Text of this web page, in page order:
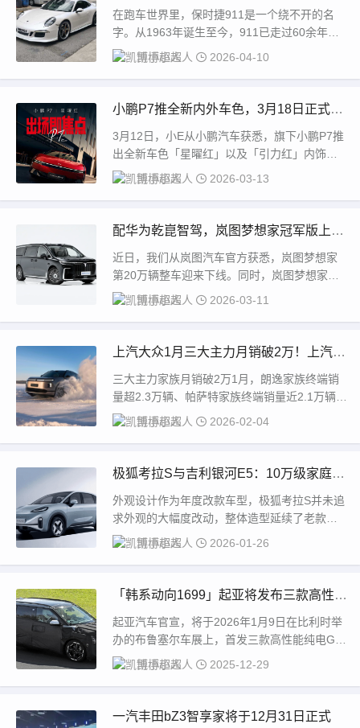
珍珠贝壳白
在跑车世界里，保时捷911是一个绕不开的名
字。从1963年诞生至今，911已走过60余年辉
煌历程，历经八代车型，始终以经典的“蛙...
凯博小超人 2026-04-10
小鹏P7推全新内外车色，3月18日正式发
布！
3月12日，小E从小鹏汽车获悉，旗下小鹏P7推
出全新车色「星曜红」以及「引力红」内饰也
将回归，新色发布会定档3月18日。据官方介...
凯博小超人 2026-03-13
配华为乾崑智驾，岚图梦想家冠军版上
市，售价30.99万元
近日，我们从岚图汽车官方获悉，岚图梦想家
第20万辆整车迎来下线。同时，岚图梦想家冠
军版也正式上市，新车仅提供一款配置，定位
凯博小超人 2026-03-11
上汽大众1月三大主力月销破2万！上汽奥
迪同比增35.7%
三大主力家族月销破2万1月，朗逸家族终端销
量超2.3万辆、帕萨特家族终端销量近2.1万辆、
途观家族终端销量超2.1万辆，上汽大众...
凯博小超人 2026-02-04
极狐考拉S与吉利银河E5：10万级家庭S
UV欢乐对决
外观设计作为年度改款车型，极狐考拉S并未追
求外观的大幅度改动，整体造型延续了老款风
格。前脸采用封闭式格栅，搭配线条圆润的灯
凯博小超人 2026-01-26
「韩系动向1699」起亚将发布三款高性能
纯电GT车型！
起亚汽车官宣，将于2026年1月9日在比利时举
办的布鲁塞尔车展上，首发三款高性能纯电GT
车型。此次亮相的车型为EV5、EV4、E...
凯博小超人 2025-12-29
一汽丰田bZ3智享家将于12月31日正式